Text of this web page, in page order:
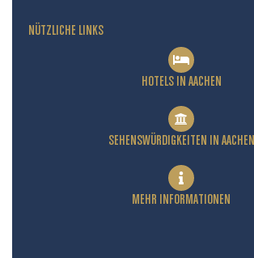
NÜTZLICHE LINKS
HOTELS IN AACHEN
SEHENSWÜRDIGKEITEN IN AACHEN
MEHR INFORMATIONEN